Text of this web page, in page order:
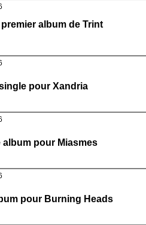
album de Trint
pour Xandria
album pour Miasmes
pour Burning Heads